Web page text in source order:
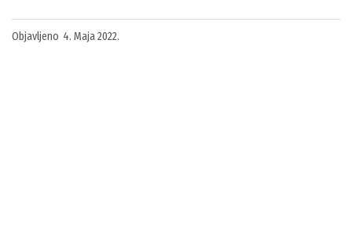
Objavljeno 4. Maja 2022.